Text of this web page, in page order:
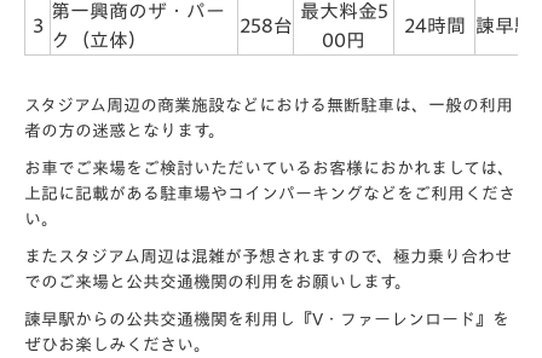
3
第一興商のザ・パー
ク（立体）
258台
最大料金5
00円
24時間 諫早駅
スタジアム周辺の商業施設などにおける無断駐車は、一般の利用
者の方の迷惑となります。
お車でご来場をご検討いただいているお客様におかれましては、
上記に記載がある駐車場やコインパーキングなどをご利用くださ
い。
またスタジアム周辺は混雑が予想されますので、極力乗り合わせ
でのご来場と公共交通機関の利用をお願いします。
諫早駅からの公共交通機関を利用し『V・ファーレンロード』を
ぜひお楽しみください。